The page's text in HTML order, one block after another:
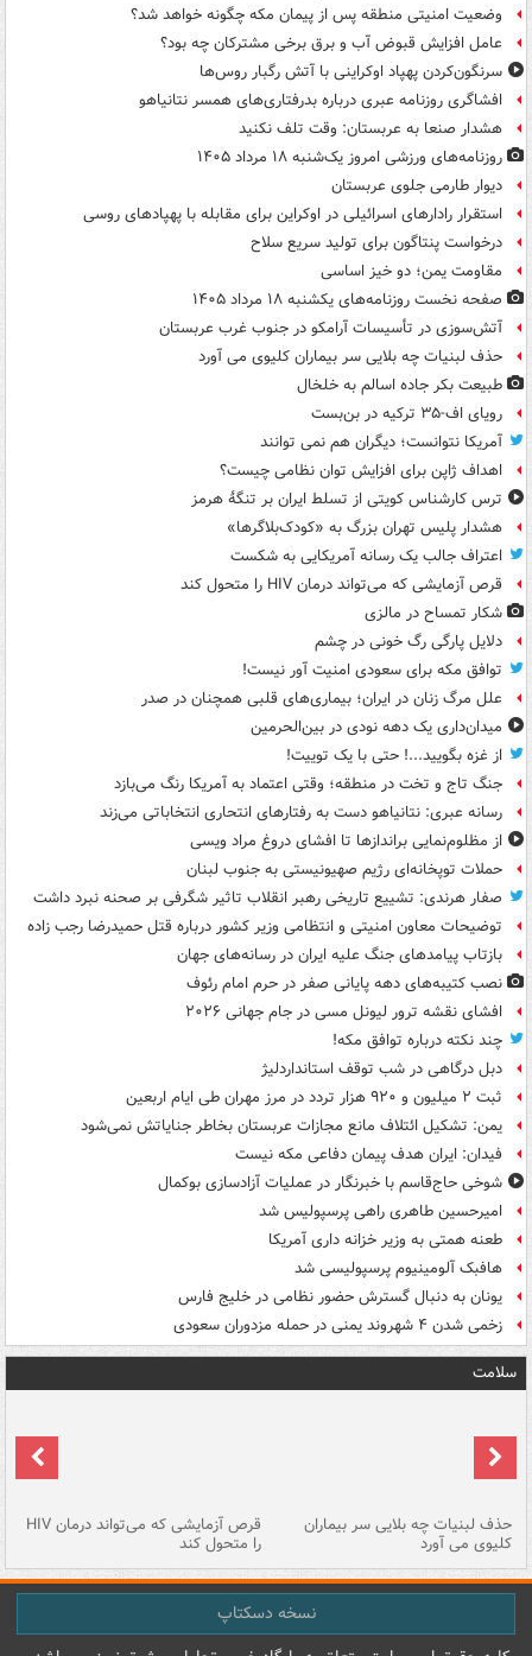
وضعیت امنیتی منطقه پس از پیمان مکه چگونه خواهد شد؟
عامل افزایش قبوض آب و برق برخی مشترکان چه بود؟
سرنگون‌کردن پهپاد اوکراینی با آتش رگبار روس‌ها
افشاگری روزنامه عبری درباره بدرفتاری‌های همسر نتانیاهو
هشدار صنعا به عربستان: وقت تلف نکنید
روزنامه‌های ورزشی امروز یک‌شنبه ۱۸ مرداد ۱۴۰۵
دیوار طارمی جلوی عربستان
استقرار رادارهای اسرائیلی در اوکراین برای مقابله با پهپادهای روسی
درخواست پنتاگون برای تولید سریع سلاح
مقاومت یمن؛ دو خیز اساسی
صفحه نخست روزنامه‌های یکشنبه ۱۸ مرداد ۱۴۰۵
آتش‌سوزی در تأسیسات آرامکو در جنوب غرب عربستان
حذف لبنیات چه بلایی سر بیماران کلیوی می آورد
طبیعت بکر جاده اسالم به خلخال
رویای اف-۳۵ ترکیه در بن‌بست
آمریکا نتوانست؛ دیگران هم نمی توانند
اهداف ژاپن برای افزایش توان نظامی چیست؟
ترس کارشناس کویتی از تسلط ایران بر تنگۀ هرمز
هشدار پلیس تهران بزرگ به «کودک‌بلاگرها»
اعتراف جالب یک رسانه آمریکایی به شکست
قرص آزمایشی که می‌تواند درمان HIV را متحول کند
شکار تمساح در مالزی
دلایل پارگی رگ خونی در چشم
توافق مکه برای سعودی امنیت آور نیست!
علل مرگ زنان در ایران؛ بیماری‌های قلبی همچنان در صدر
میدان‌داری یک دهه نودی در بین‌الحرمین
از غزه بگویید...! حتی با یک توییت!
جنگ تاج و تخت در منطقه؛ وقتی اعتماد به آمریکا رنگ می‌بازد
رسانه عبری: نتانیاهو دست به رفتارهای انتحاری انتخاباتی می‌زند
از مظلوم‌نمایی براندازها تا افشای دروغ مراد ویسی
حملات توپخانه‌ای رژیم صهیونیستی به جنوب لبنان
صفار هرندی: تشییع تاریخی رهبر انقلاب تاثیر شگرفی بر صحنه نبرد داشت
توضیحات معاون امنیتی و انتظامی وزیر کشور درباره قتل حمیدرضا رجب زاده
بازتاب پیامدهای جنگ علیه ایران در رسانه‌های جهان
نصب کتیبه‌های دهه پایانی صفر در حرم امام رئوف
افشای نقشه ترور لیونل مسی در جام جهانی ۲۰۲۶
چند نکته درباره توافق مکه!
دبل درگاهی در شب توقف استانداردلیژ
ثبت ۲ میلیون و ۹۲۰ هزار تردد در مرز مهران طی ایام اربعین
یمن: تشکیل ائتلاف مانع مجازات عربستان بخاطر جنایاتش نمی‌شود
فیدان: ایران هدف پیمان دفاعی مکه نیست
شوخی حاج‌قاسم با خبرنگار در عملیات آزادسازی بوکمال
امیرحسین طاهری راهی پرسپولیس شد
طعنه همتی به وزیر خزانه داری آمریکا
هافبک آلومینیوم پرسپولیسی شد
یونان به دنبال گسترش حضور نظامی در خلیج فارس
زخمی شدن ۴ شهروند یمنی در حمله مزدوران سعودی
سلامت
حذف لبنیات چه بلایی سر بیماران
کلیوی می آورد
قرص آزمایشی که می‌تواند درمان HIV
را متحول کند
نسخه دسکتاپ